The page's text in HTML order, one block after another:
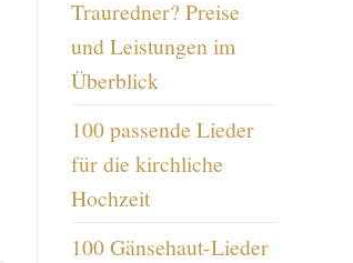
Trauredner? Preise
und Leistungen im
Überblick
100 passende Lieder
für die kirchliche
Hochzeit
100 Gänsehaut-Lieder